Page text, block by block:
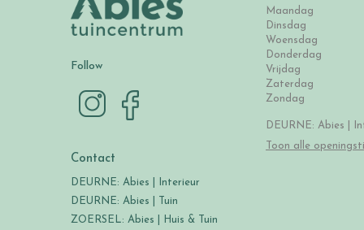
Follow
Contact
DEURNE: Abies | Interieur
DEURNE: Abies | Tuin
ZOERSEL: Abies | Huis & Tuin
Maandag
Dinsdag
Woensdag
Donderdag
Vrijdag
Zaterdag
Zondag
DEURNE: Abies |
Toon alle